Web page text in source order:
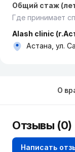
Общий стаж
Где принимает
Alash clinic
Астана, ул.
О
Отзывы (0)
Написать